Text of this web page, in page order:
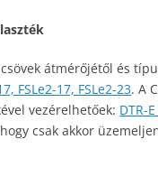
átmérőjétől és
FSLe2-17, FSLe2-23. A
vezérelhetőek: DTR-
csak akkor